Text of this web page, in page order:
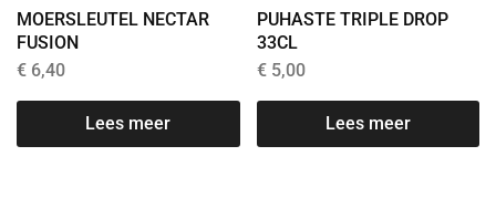
MOERSLEUTEL NECTAR
FUSION
€ 6,40
Lees meer
PUHASTE TRIPLE DROP
33CL
€5,00
Lees meer